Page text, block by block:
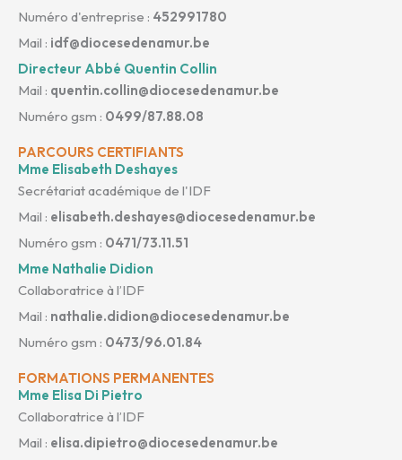
Numéro d'entreprise : 452991780
Mail : idf@diocesedenamur.be
Directeur Abbé Quentin Collin
Mail : quentin.collin@diocesedenamur.be
Numéro gsm : 0499/87.88.08
PARCOURS CERTIFIANTS
Mme Elisabeth Deshayes
Secrétariat académique de l'IDF
Mail : elisabeth.deshayes@diocesedenamur.be
Numéro gsm : 0471/73.11.51
Mme Nathalie Didion
Collaboratrice à l’IDF
Mail : nathalie.didion@diocesedenamur.be
Numéro gsm : 0473/96.01.84
FORMATIONS PERMANENTES
Mme Elisa Di Pietro
Collaboratrice à l’IDF
Mail : elisa.dipietro@diocesedenamur.be